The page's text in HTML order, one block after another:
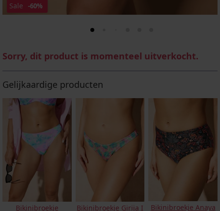
Sale -60%
Sorry, dit product is momenteel uitverkocht.
Gelijkaardige producten
Bikinibroekje
Bikinibroekje Girija I
Bikinibroekje Anaya